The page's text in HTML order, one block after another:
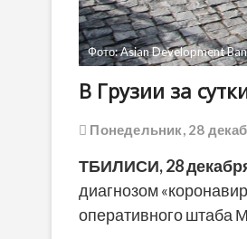
Фото: Asian Development
В Грузии за
Понедельник, 28
ТБИЛИСИ, 28
диагнозом
оперативного штаба